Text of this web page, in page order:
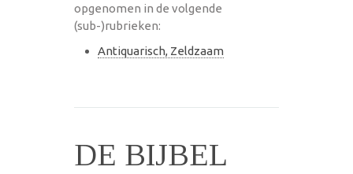
opgenomen in de volgende
(sub-)rubrieken:
Antiquarisch, Zeldzaam
DE BIJBEL